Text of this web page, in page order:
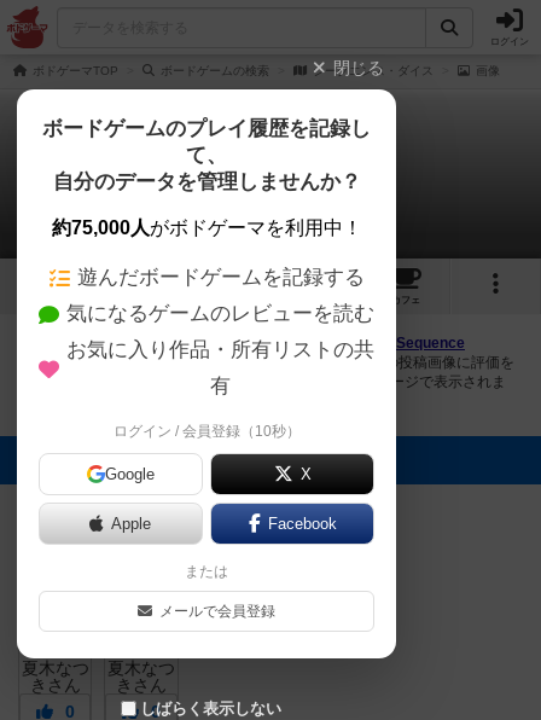
ログイン
ボドゲーマTOP ボードゲームの検索 シークエンス・ダイス 画像
シークエンス・ダイス
2件の画像
2
カフェ
ボドゲーマにログインすると、 「シークエンス・ダイス（Sequence
Dice）」の画像をアップロード出来たり、他のユーザーの投稿画像に評価を
付けることができます。また、トップ6の画像は様々なページで表示されま
トップに表示される画像
夏木なつき
0
夏木なつき
0
閉じる
ボードゲームのプレイ履歴を記録し
て、
自分のデータを管理しませんか？
約75,000人がボドゲーマを利用中！
遊んだボードゲームを記録する
気になるゲームのレビューを読む
お気に入り作品・所有リストの共
有
ログイン / 会員登録（10秒）
Google X
Apple Facebook
または
メールで会員登録
しばらく表示しない